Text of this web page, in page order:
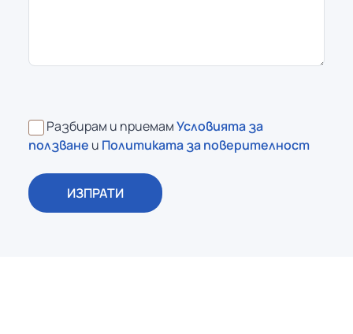
Разбирам и приемамУсловията за
ползване и Политиката за поверителност
ИЗПРАТИ